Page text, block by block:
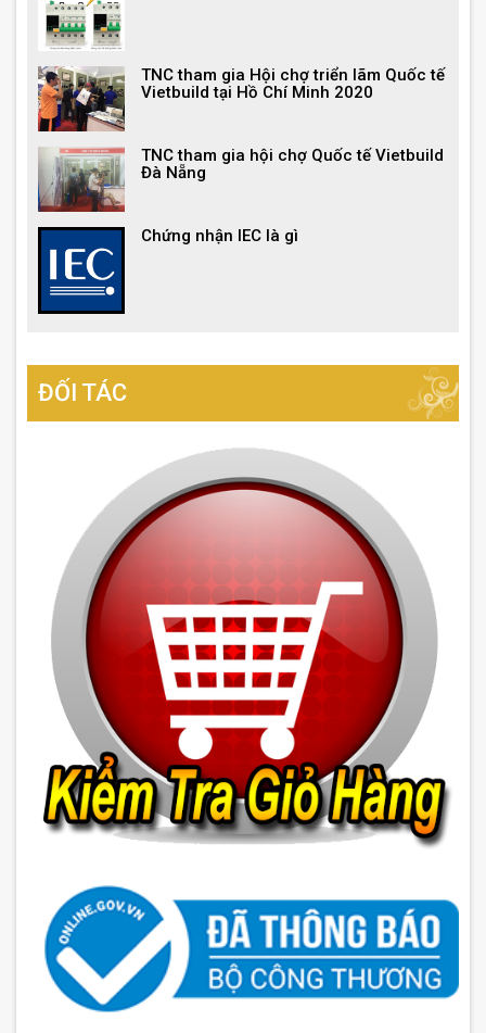
TNC tham gia Hội chợ triển lãm Quốc tế
Vietbuild tại Hồ Chí Minh 2020
TNC tham gia hội chợ Quốc tế Vietbuild
Đà Nẵng
Chứng nhận IEC là gì
ĐỐI TÁC